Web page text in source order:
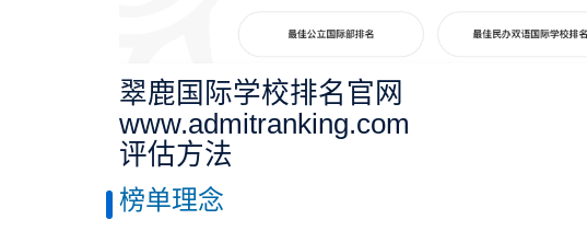
翠鹿国际学校排名官网
www.admitranking.com
评估方法
榜单理念